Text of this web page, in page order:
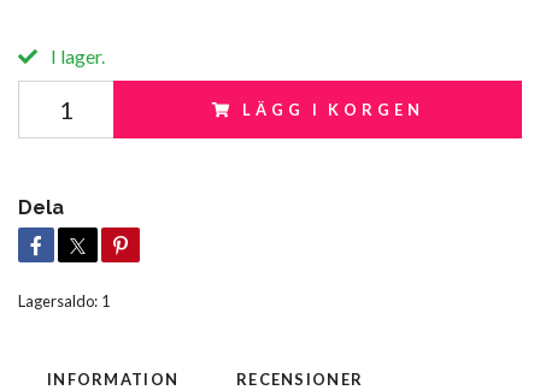
I lager.
LÄGG I KORGEN
Dela
Lagersaldo: 1
INFORMATION RECENSIONER